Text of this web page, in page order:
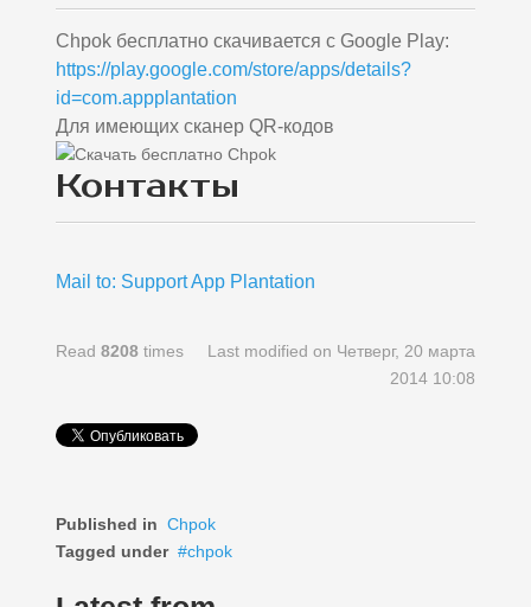
Chpok бесплатно скачивается с Google Play:
https://play.google.com/store/apps/details?
id=com.appplantation
Для имеющих сканер QR-кодов
Контакты
Mail to: Support App Plantation
Read 8208times
Last modified on Четверг, 20 марта
2014 10:08
Published in Chpok
Tagged under
chpok